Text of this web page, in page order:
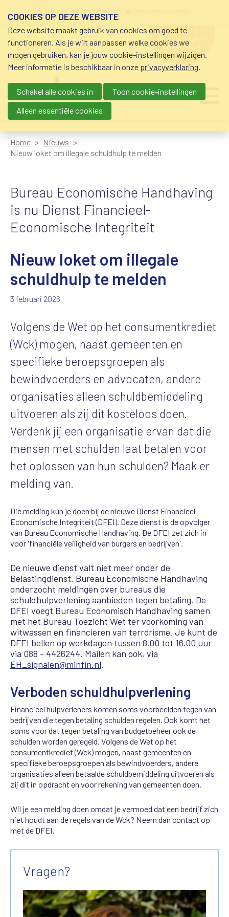
schuldhulp • sociaal krediet •
budgetbeheer • beschermingsbewind
hulp nodig
bij geldzorgen?
0800-8115.nl
Main navigation
Home
Nieuws
Nieuw loket om illegale schuldhulp te melden
Bureau Economische Handhaving
is nu Dienst Financieel-
Economische Integriteit
Nieuw loket om illegale
schuldhulp te melden
3 februari 2026
Volgens de Wet op het consumentkrediet
(Wck) mogen, naast gemeenten en
specifieke beroepsgroepen als
bewindvoerders en advocaten, andere
organisaties alleen schuldbemiddeling
uitvoeren als zij dit kosteloos doen.
Verdenk jij een organisatie ervan dat die
mensen met schulden laat betalen voor
het oplossen van hun schulden? Maak er
melding van.
Die melding kun je doen bij de nieuwe Dienst Financieel-
Economische Integriteit (DFEI). Deze dienst is de opvolger
van Bureau Economische Handhaving. De DFEI zet zich in
voor 'financiële veiligheid van burgers en bedrijven'.
De nieuwe dienst valt niet meer onder de
Belastingdienst. Bureau Economische Handhaving
onderzocht meldingen over bureaus die
schuldhulpverlening aanbieden tegen betaling. De
DFEI voegt Bureau Economisch Handhaving samen
met het Bureau Toezicht Wet ter voorkoming van
witwassen en financieren van terrorisme. Je kunt de
DFEI bellen op werkdagen tussen 8.00 tot 16.00 uur
via 088 - 4426244. Mailen kan ook, via
EH_signalen@minfin.nl.
Verboden schuldhulpverlening
Financieel hulpverleners komen soms voorbeelden tegen van
bedrijven die tegen betaling schulden regelen. Ook komt het
soms voor dat tegen betaling van budgetbeheer ook de
schulden worden geregeld. Volgens de Wet op het
consumentkrediet (Wck) mogen, naast gemeenten en
specifieke beroepsgroepen als bewindvoerders, andere
organisaties alleen betaalde schuldbemiddeling uitvoeren als
zij dit in opdracht en voor rekening van gemeenten doen.
Wil je een melding doen omdat jevermoed dat een bedrijf zich
niet houdt aan de regels van deWck? Neem dan contact op
met de DFEI.
Vragen?
COOKIES OP DEZE WEBSITE
Deze website maakt gebruik van cookies om goed te
functioneren. Als je wilt aanpassen welke cookies we
mogen gebruiken, kan je jouw cookie-instellingen wijzigen.
Meer informatie is beschikbaar in onze privacyverklaring.
Schakel alle cookies in
Toon cookie-instellingen
Alleen essentiële cookies